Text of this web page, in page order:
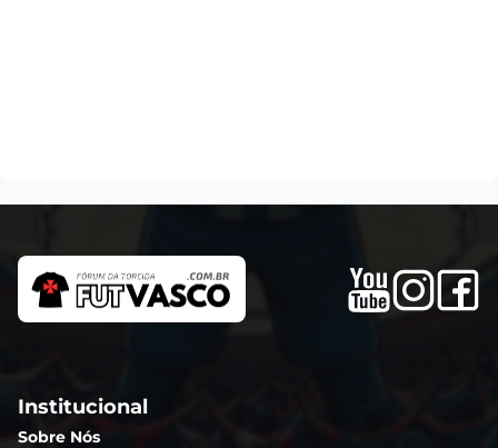
Institucional
Sobre Nós